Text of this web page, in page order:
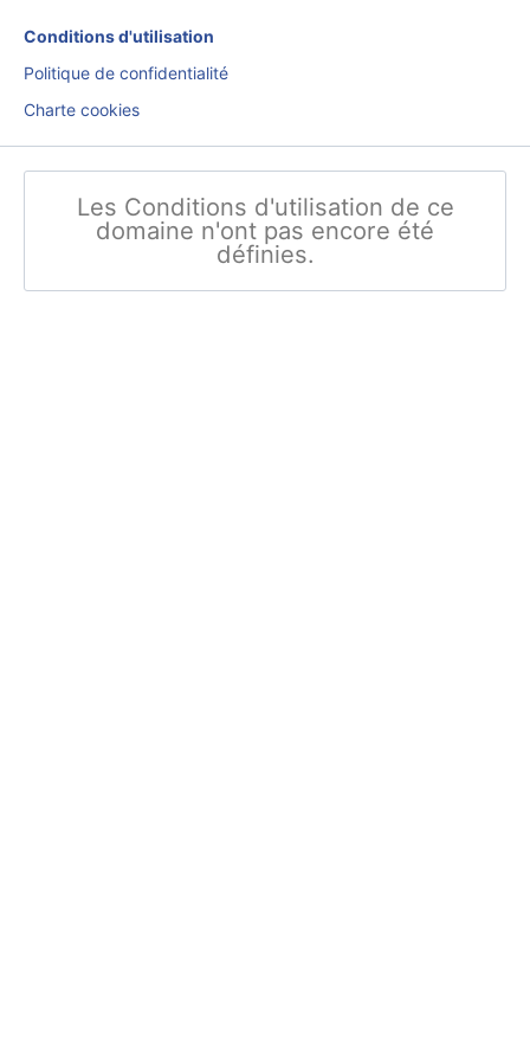
Conditions d'utilisation
Politique de confidentialité
Charte cookies
Les Conditions d'utilisation de ce
domaine n'ont pas encore été
définies.